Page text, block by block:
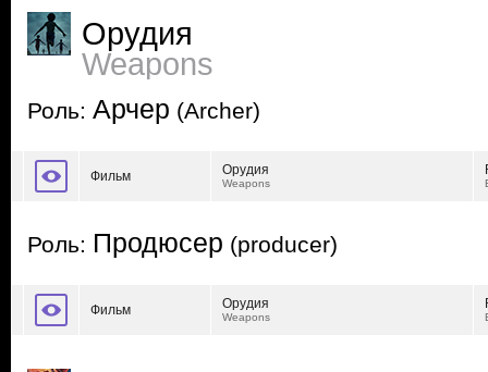
Орудия
Weapons
Роль: Арчер (Archer)
Фильм Орудия
Weapons
Роль: Продюсер (producer)
Фильм Орудия
Weapons